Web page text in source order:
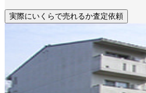
実際にいくらで売れるか査定依頼